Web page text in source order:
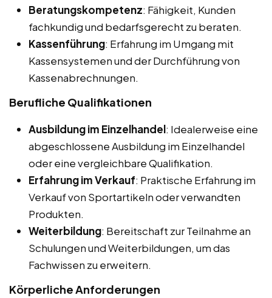
Beratungskompetenz: Fähigkeit, Kunden
fachkundig und bedarfsgerecht zu beraten.
Kassenführung: Erfahrung im Umgang mit
Kassensystemen und der Durchführung von
Kassenabrechnungen.
Berufliche Qualifikationen
Ausbildung im Einzelhandel: Idealerweise eine
abgeschlossene Ausbildung im Einzelhandel
oder eine vergleichbare Qualifikation.
Erfahrung im Verkauf: Praktische Erfahrung im
Verkauf von Sportartikeln oder verwandten
Produkten.
Weiterbildung: Bereitschaft zur Teilnahme an
Schulungen und Weiterbildungen, um das
Fachwissen zu erweitern.
Körperliche Anforderungen